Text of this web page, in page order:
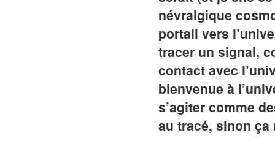
névralgique
portail vers
tracer un signal,
contact avec
bienvenue à
s’agiter comme
au tracé, sinon